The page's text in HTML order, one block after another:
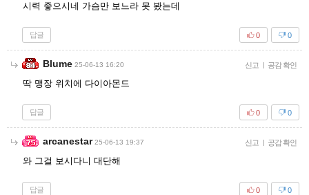
시력 좋으시네 가슴만 보느라 못 봤는데
답글 0
0
Blume 25-06-13 16:20 신고 | 공감 확인
딱 맹장 위치에 다이아몬드
답글 0
0
arcanestar 25-06-13 19:37 신고 | 공감 확인
와 그걸 보시다니 대단해
답글 0
0